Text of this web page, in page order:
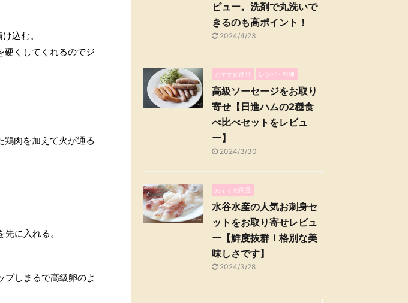
込む。
硬くしてくれるのでジ
鶏肉を加えて火が通る
に入れる。
しまるで高級卵のよ
ビュー。洗剤で丸洗いで
きるのも高ポイント！
2024/4/23
おすすめ商品 レシピ・料理
高級ソーセージをお取り
寄せ【日進ハムの2種食
べ比べセットをレビュ
ー】
2024/3/30
おすすめ商品
水谷水産の人気お刺身セ
ットをお取り寄せレビュ
ー【鮮度抜群！格別な美
味しさです】
2024/3/28